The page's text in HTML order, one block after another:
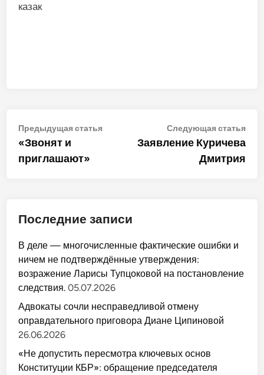
казак
Навигация
по
записям
Предыдущая статьяПредыдущая
«Звонят и
приглашают»
Следующая статья
Заявление Куричева
Дмитрия
Последние записи
В деле — многочисленные фактические ошибки и
ничем не подтверждённые утверждения:
возражение Ларисы Тупцоковой на постановление
следствия. 05.07.2026
Адвокаты сочли несправедливой отмену
оправдательного приговора Диане Ципиновой
26.06.2026
«Не допустить пересмотра ключевых основ
Конституции КБР»: обращение председателя